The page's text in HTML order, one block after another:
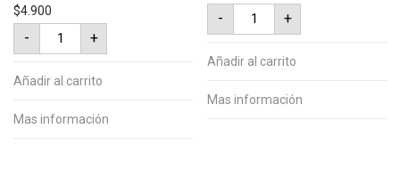
$4.900
-
Silla
tiffany
ocre
plateada
cantidad
+
Añadir al carrito
Mas información
-
Silla
brazos
rimax
cantidad
+
Añadir al carrito
Mas información